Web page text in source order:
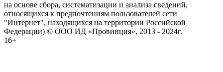
на основе сбора, систематизации и анализа сведений,
относящихся к предпочтениям пользователей сети
"Интернет", находящихся на территории Российской
Федерации) © ООО ИД «Провинция», 2013 - 2024г.
16+